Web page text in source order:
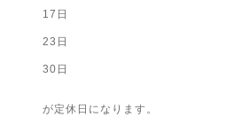
17日
23日
30日
が定休日になります。